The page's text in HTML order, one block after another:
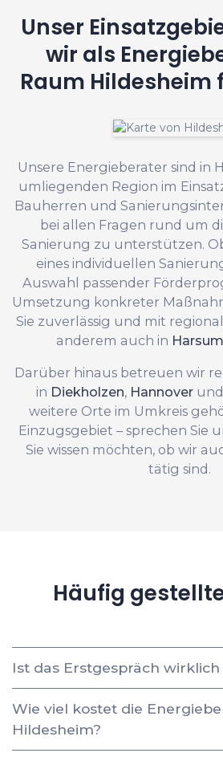
Unser
wir als
Raum Hildesheim
Unsere Energieberater sind in
umliegenden Region im
Bauherren und
bei allen Fragen rund um
Sanierung zu unterstützen.
eines individuellen
Auswahl passender
Umsetzung konkreter
Sie zuverlässig und mit
anderem auch in Harsum
Darüber hinaus betreuen wir
in Diekholzen, Hannoverund
weitere Orte im Umkreis
Einzugsgebiet – sprechen Sie
Sie wissen möchten, ob wir
tätig sind.
Häufig
Ist das Erstgespräch wirklich
Wie viel kostet die
Hildesheim?